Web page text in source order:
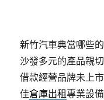
新竹汽車典當哪些
沙發多元的產品親
借款經營品牌未上
佳倉庫出租專業設